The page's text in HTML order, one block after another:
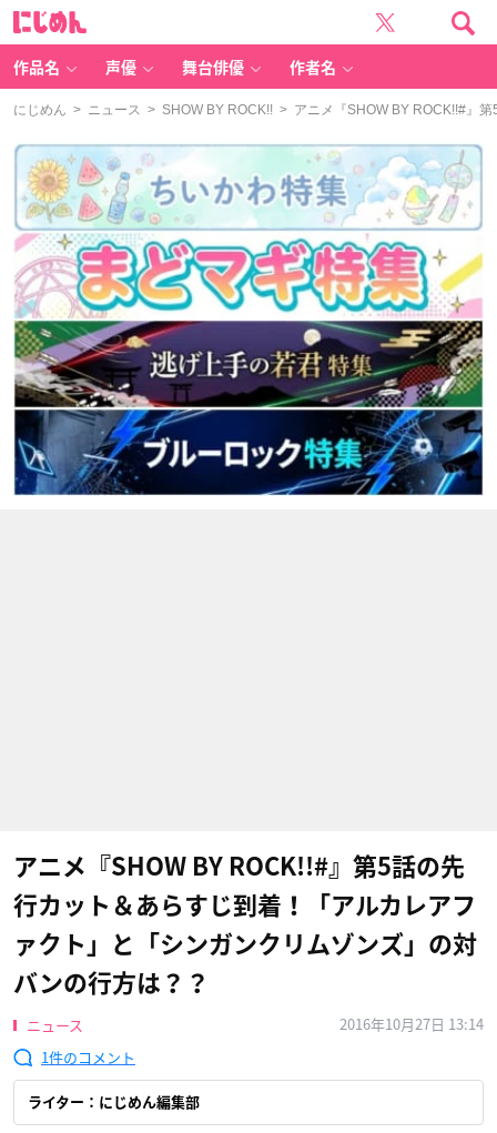
作品名 声優 舞台俳優 作者名
にじめん > ニュース > SHOW BY ROCK!! > アニメ『SHOW BY ROCK!!#』
アニメ『SHOW BY ROCK!!#』第5話の先
行カット＆あらすじ到着！「アルカレアフ
ァクト」と「シンガンクリムゾンズ」の対
バンの行方は？？
ニュース
2016年10月27日 13:14
1
ライター：にじめん編集部